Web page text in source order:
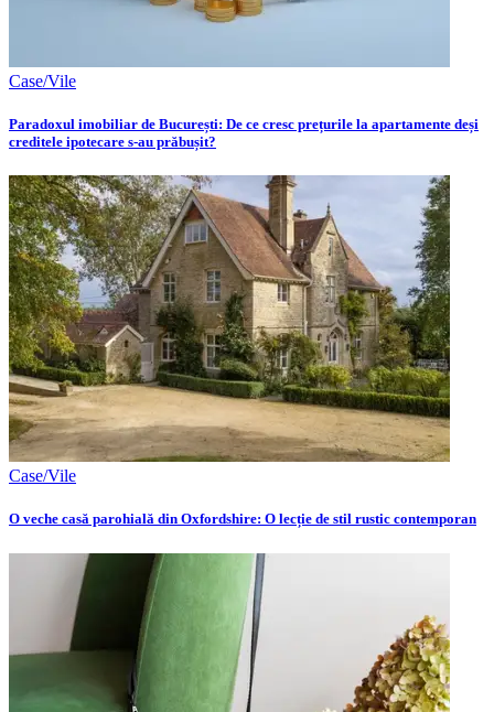
Case/Vile
Paradoxul imobiliar de București: De ce cresc prețurile la apartamente deși
creditele ipotecare s-au prăbușit?
Case/Vile
O veche casă parohială din Oxfordshire: O lecție de stil rustic contemporan